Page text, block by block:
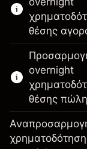
και Knock-
Μάθετε
CFDs
Knock-outs
θέσης
overnight
θέσης